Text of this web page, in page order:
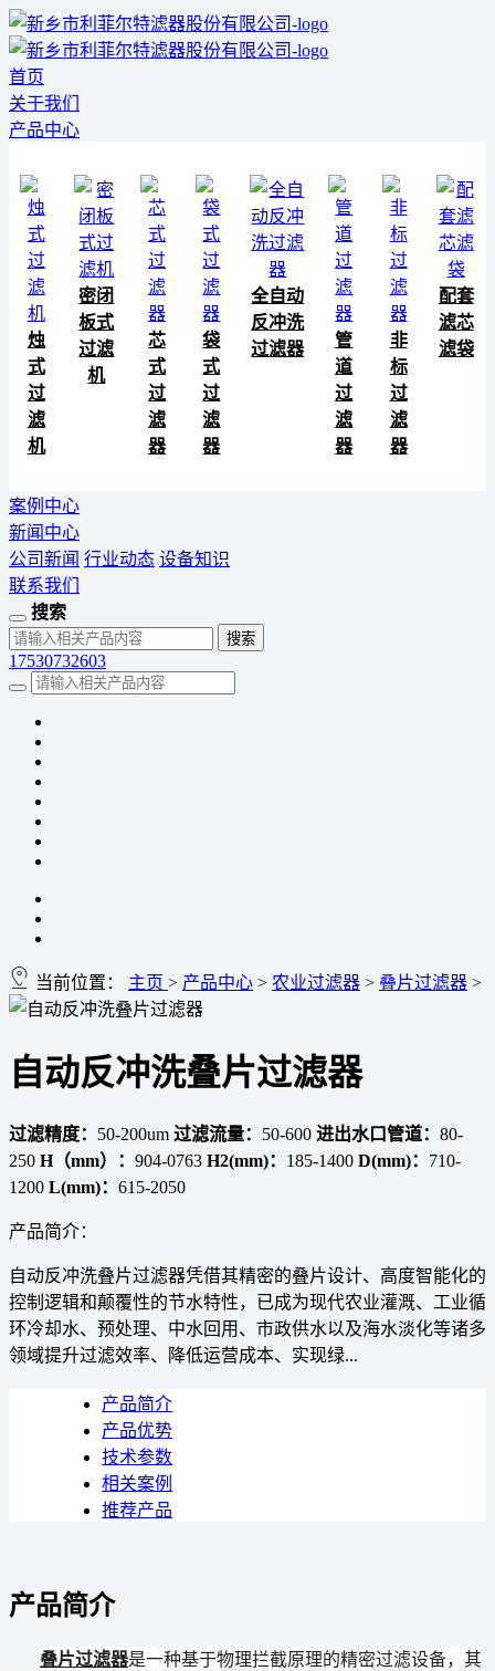
首页
关于我们
产品中心
烛
式
过
滤
机
密闭
板式
过滤
机
芯
式
过
滤
器
袋
式
过
滤
器
全自动
反冲洗
过滤器
管
道
过
滤
器
非
标
过
滤
器
配套
滤芯
滤袋
案例中心
新闻中心
公司新闻 行业动态 设备知识
联系我们
搜索
17530732603
当前位置： 主页 > 产品中心 > 农业过滤器 > 叠片过滤器 >
自动反冲洗叠片过滤器
过滤精度： 50-200um 过滤流量： 50-600 进出水口管道： 80-
250 H（mm）： 904-0763 H2(mm)： 185-1400 D(mm)： 710-
1200 L(mm)： 615-2050
产品简介：
自动反冲洗叠片过滤器凭借其精密的叠片设计、高度智能化的
控制逻辑和颠覆性的节水特性，已成为现代农业灌溉、工业循
环冷却水、预处理、中水回用、市政供水以及海水淡化等诸多
领域提升过滤效率、降低运营成本、实现绿...
产品简介
产品优势
技术参数
相关案例
推荐产品
产品简介
叠片过滤器是一种基于物理拦截原理的精密过滤设备，其